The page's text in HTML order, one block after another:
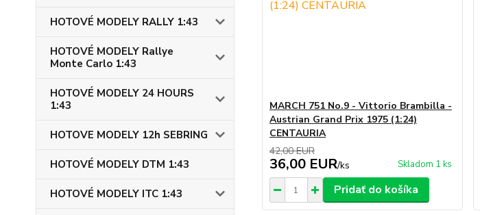
HOTOVÉ MODELY RALLY 1:43
HOTOVÉ MODELY Rallye
Monte Carlo 1:43
HOTOVÉ MODELY 24 HOURS
1:43
HOTOVE MODELY 12h SEBRING
HOTOVÉ MODELY DTM 1:43
HOTOVÉ MODELY ITC 1:43
MARCH 751 No.9 - Vittorio Brambilla -
Austrian Grand Prix 1975 (1:24)
CENTAURIA
42,00 EUR
36,00 EUR/ks Skladom 1 ks
Pridať do košíka